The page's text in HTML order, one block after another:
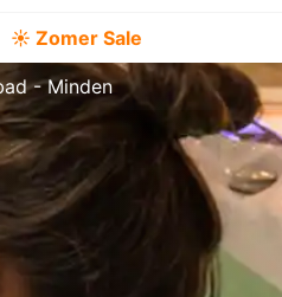
☀️ Zomer Sale
- Minden